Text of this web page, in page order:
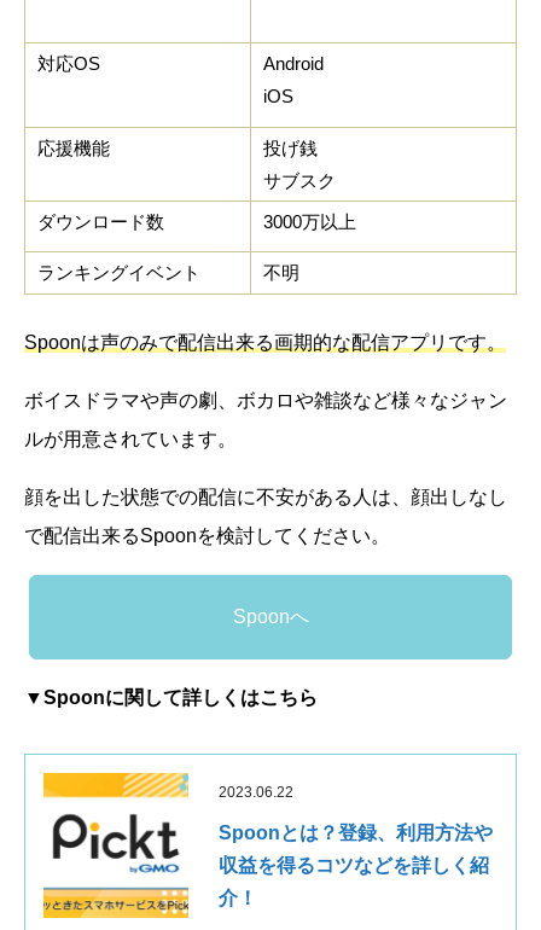
対応OS
Android
iOS
応援機能
投げ銭
サブスク
ダウンロード数
3000万以上
ランキングイベント 不明
Spoonは声のみで配信出来る画期的な配信アプリです。
ボイスドラマや声の劇、ボカロや雑談など様々なジャン
ルが用意されています。
顔を出した状態での配信に不安がある人は、顔出しなし
で配信出来るSpoonを検討してください。
Spoonへ
▼Spoonに関して詳しくはこちら
2023.06.22
Spoonとは？登録、利用方法や
収益を得るコツなどを詳しく紹
介！